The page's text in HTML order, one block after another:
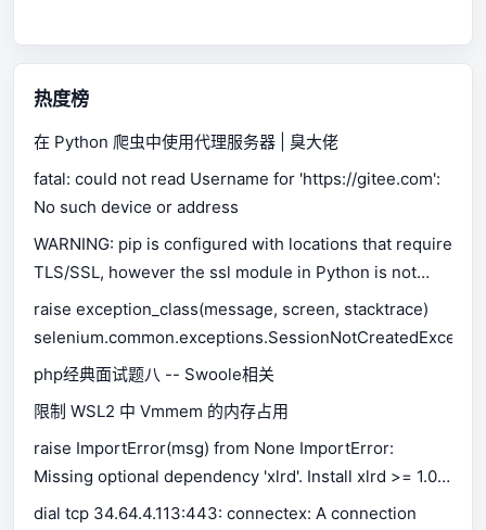
热度榜
在 Python 爬虫中使用代理服务器 | 臭大佬
fatal: could not read Username for 'https://gitee.com':
No such device or address
WARNING: pip is configured with locations that require
TLS/SSL, however the ssl module in Python is not
available.
raise exception_class(message, screen, stacktrace)
php经典面试题八 -- Swoole相关
限制 WSL2 中 Vmmem 的内存占用
raise ImportError(msg) from None ImportError:
Missing optional dependency 'xlrd'. Install xlrd >= 1.0.0
for Excel support Use pip or conda to install xlrd.
dial tcp 34.64.4.113:443: connectex: A connection